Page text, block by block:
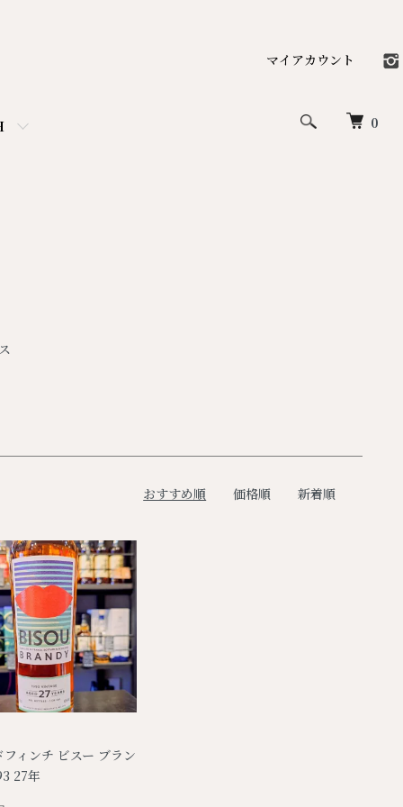
0
マイアカウント
おすすめ順 価格順 新着順
ィンチ ビスー ブラン
27年